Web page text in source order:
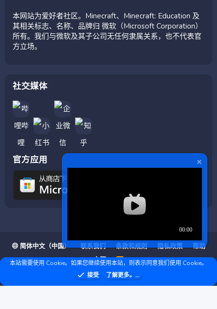
本网站为爱好者社区。Minecraft、Minecraft: Education 及
其相关标志、名称、品牌归 微软（Microsoft Corporation）
所有。我们与微软及其子公司无任何隶属关系，也不代表官
方立场。
社交媒体
官方应用
简体中文（中国） 联系我们 条款和规则 隐私政策
帮助
主页
R
S
S
❤ © Copyright 2020–2026 基岩科技 版权所有 |Microsoft Marketplace
本站需要使用 Cookie。如果您继续使用本站，则表示同意我们使用 Cookie。
接受
了解更多。...